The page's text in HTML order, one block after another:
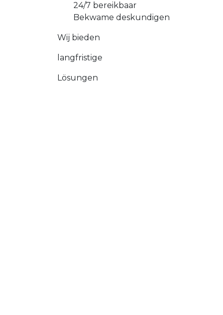
24/7 bereikbaar
Bekwame deskundigen
Wij bieden
langfristige
Lösungen